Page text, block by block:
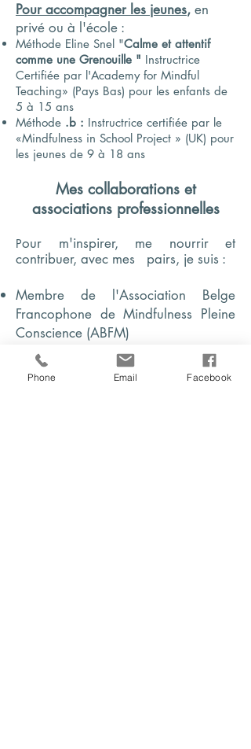
Pour accompagner les jeunes, en
privé ou à l'école :
Méthode Eline Snel "Calme et attentif
comme une Grenouille " Instructrice
Certifiée par l'Academy for Mindful
Teaching» (Pays Bas) pour les enfants de
5 à 15 ans
Méthode .b : Instructrice certifiée par le
«Mindfulness in School Project » (UK) pour
les jeunes de 9 à 18 ans
Mes collaborations et
associations professionnelles
Pour m'inspirer, me nourrir et
contribuer, avec mes pairs, je suis :
Membre de l'Association Belge
Francophone de Mindfulness Pleine
Conscience (ABFM)
Membre d'
Enfance et Attention
Intervenante auprès de l'Institut Pleine
Phone Email Facebook